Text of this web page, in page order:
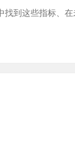
到这些指标、